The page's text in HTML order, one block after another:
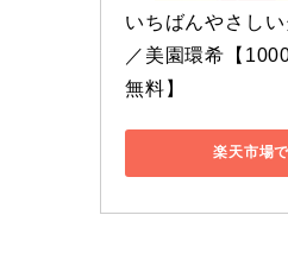
いちばんやさし
／美園環希【
無料】
楽天市場